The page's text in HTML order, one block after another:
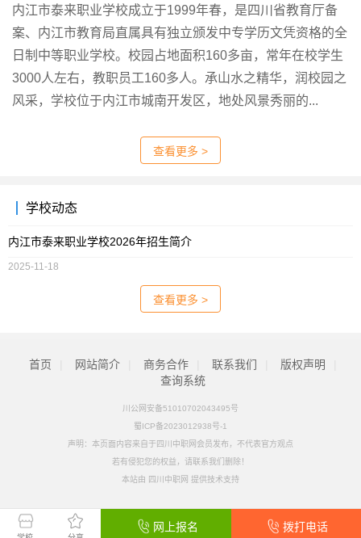
网上报名 拨打电话
内江市泰来职业学校成立于1999年春，是四川省教育厅备
案、内江市教育局直属具有独立颁发中专学历文凭资格的全
日制中等职业学校。校园占地面积160多亩，常年在校学生
3000人左右，教职员工160多人。承山水之精华，润校园之
风采，学校位于内江市城南开发区，地处风景秀丽的...
查看更多 >
学校动态
内江市泰来职业学校2026年招生简介
2025-11-18
查看更多 >
首页 网站简介 商务合作 联系我们 版权声明
查询系统
川公网安备51010702043495号
蜀ICP备2023012938号-1
声明：本页面内容来自于四川中职网会员发布，不代表官方观点
若有侵犯您的权益，请联系我们删除！
本站由 四川中职网 提供技术支持